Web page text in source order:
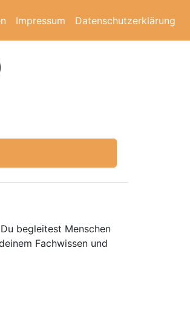
Impressum Datenschutzerklärung
begleitest Menschen
Fachwissen und